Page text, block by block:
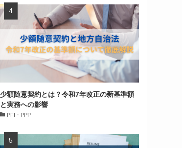
少額随意契約とは？令和7年改正の新基準額
と実務への影響
PFI・PPP